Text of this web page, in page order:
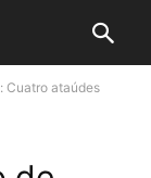
Cuatro ataúdes